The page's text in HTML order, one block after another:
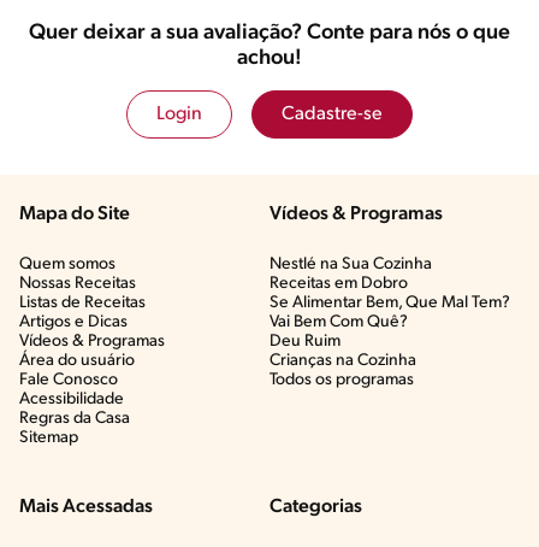
Quer deixar a sua avaliação? Conte para nós o que
achou!
Login Cadastre-se
Mapa do Site
Quem somos
Nossas Receitas
Listas de Receitas​
Artigos e Dicas​
Vídeos & Programas​
Área do usuário
Fale Conosco
Acessibilidade
Regras da Casa
Sitemap
Vídeos & Programas​
Nestlé na Sua Cozinha
Receitas em Dobro
Se Alimentar Bem, Que Mal Tem?​
Vai Bem Com Quê?​
Deu Ruim​
Crianças na Cozinha​
Todos os programas
Mais Acessadas Categorias